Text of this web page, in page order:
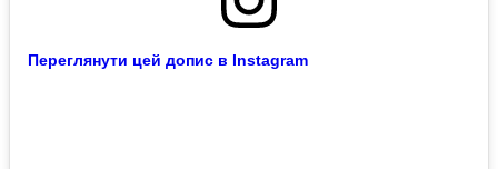
Переглянути цей допис в Instagram